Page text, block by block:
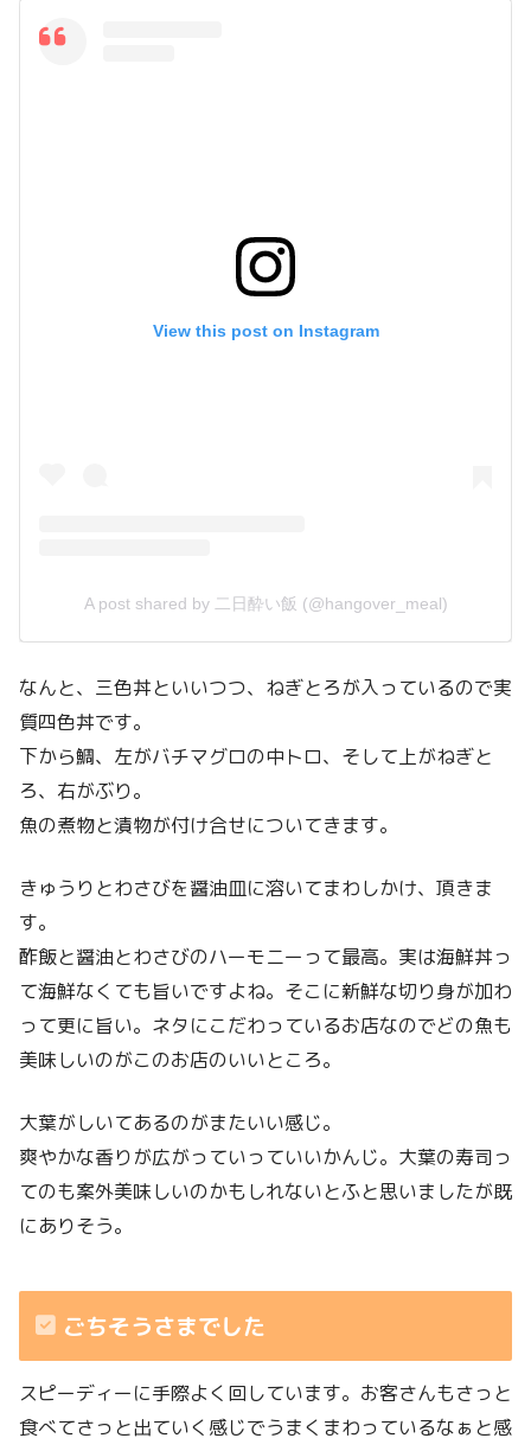
View this post on Instagram
A post shared by 二日酔い飯 (@hangover_meal)
なんと、三色丼といいつつ、ねぎとろが入っているので実
質四色丼です。
下から鯛、左がバチマグロの中トロ、そして上がねぎと
ろ、右がぶり。
魚の煮物と漬物が付け合せについてきます。
きゅうりとわさびを醤油皿に溶いてまわしかけ、頂きま
す。
酢飯と醤油とわさびのハーモニーって最高。実は海鮮丼っ
て海鮮なくても旨いですよね。そこに新鮮な切り身が加わ
って更に旨い。ネタにこだわっているお店なのでどの魚も
美味しいのがこのお店のいいところ。
大葉がしいてあるのがまたいい感じ。
爽やかな香りが広がっていっていいかんじ。大葉の寿司っ
てのも案外美味しいのかもしれないとふと思いましたが既
にありそう。
ごちそうさまでした
スピーディーに手際よく回しています。お客さんもさっと
食べてさっと出ていく感じでうまくまわっているなぁと感